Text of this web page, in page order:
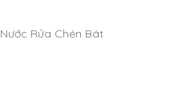
Nước Rửa Chén Bát